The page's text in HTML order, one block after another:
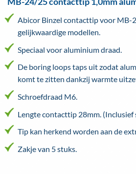
Abicor Binzel contacttip voor
gelijkwaardige modellen.
Speciaal voor aluminium draad.
De boring loops taps uit zodat
komt te zitten dankzij warmte
Schroefdraad M6.
Lengte contacttip 28mm. (Inclusief
Tip kan herkend worden aan de
Zakje van 5 stuks.